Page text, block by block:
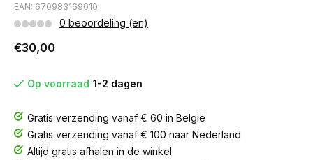
EAN: 670983169010
0 beoordeling (en)
€30,00
Op voorraad 1-2 dagen
Gratis verzending vanaf € 60 in België
Gratis verzending vanaf € 100 naar Nederland
Altijd gratis afhalen in de winkel